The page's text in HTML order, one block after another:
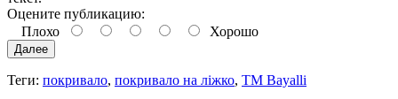
Оцените публикацию:
Плохо
Хорошо
Далее
Теги: покривало, покривало на ліжко, ТМ Bayalli